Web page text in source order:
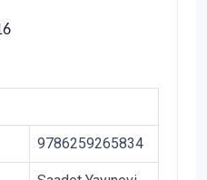
9786259265834